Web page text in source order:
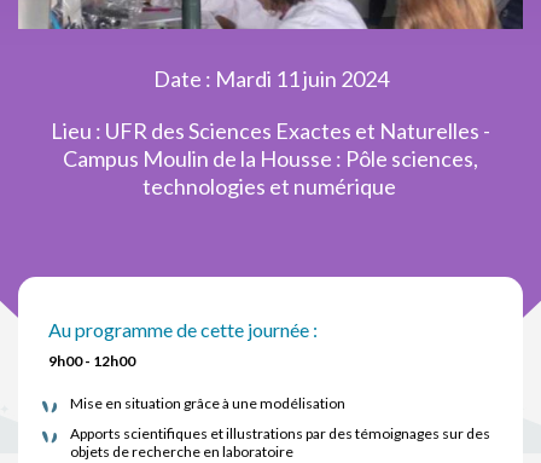
Date : Mardi 11 juin 2024
Lieu : UFR des Sciences Exactes et Naturelles -
Campus Moulin de la Housse : Pôle sciences,
technologies et numérique
Au programme de cette journée :
9h00 - 12h00
Mise en situation grâce à une modélisation
Apports scientifiques et illustrations par des témoignages sur des
objets de recherche en laboratoire